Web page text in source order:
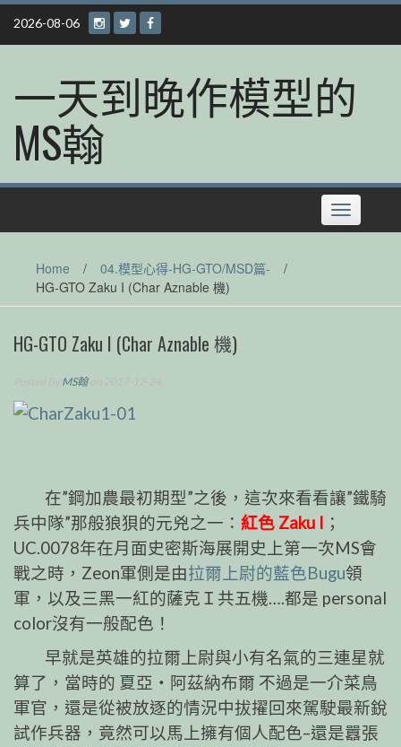
Skip
content
2026-08-06
一天到晚作模型的
MS翰
Toggle
navigation
Home / 04.模型心得-HG-GTO/MSD篇-
/
HG-GTO Zaku I (Char Aznable 機)
HG-GTO Zaku I (Char Aznable 機)
MS翰on 2017-12-24
在”鋼加農最初期型”之後，這次來看看讓”鐵騎
兵中隊”那般狼狽的元兇之一： 紅色 Zaku I ；
UC.0078年在月面史密斯海展開史上第一次MS會
戰之時，Zeon軍側是由拉爾上尉的藍色Bugu領
軍，以及三黑一紅的薩克Ｉ共五機….都是 personal
color沒有一般配色！
早就是英雄的拉爾上尉與小有名氣的三連星就
算了，當時的 夏亞‧阿茲納布爾 不過是一介菜鳥
軍官，還是從被放逐的情況中拔擢回來駕駛最新銳
試作兵器，竟然可以馬上擁有個人配色–還是囂張